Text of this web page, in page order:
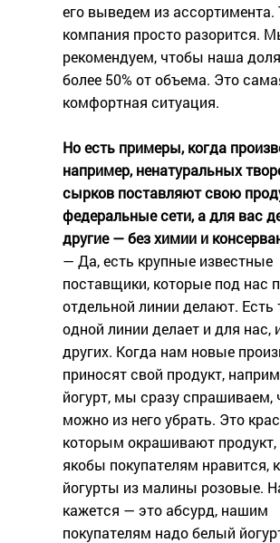
его выведем из ассортимента.
компания просто разорится.
рекомендуем, чтобы наша
более 50% от объема. Это
комфортная ситуация.
Но есть примеры, когда
например, ненатуральных
сырков поставляют свою
федеральные сети, а для вас
другие — без химии и
— Да, есть крупные известные
поставщики, которые под нас
отдельной линии делают. Есть
одной линии делает и для нас,
других. Когда нам новые
приносят свой продукт,
йогурт, мы сразу спрашиваем,
можно из него убрать. Это
которым окрашивают продукт,
якобы покупателям нравится,
йогурты из малины розовые.
кажется — это абсурд, нашим
покупателям надо белый